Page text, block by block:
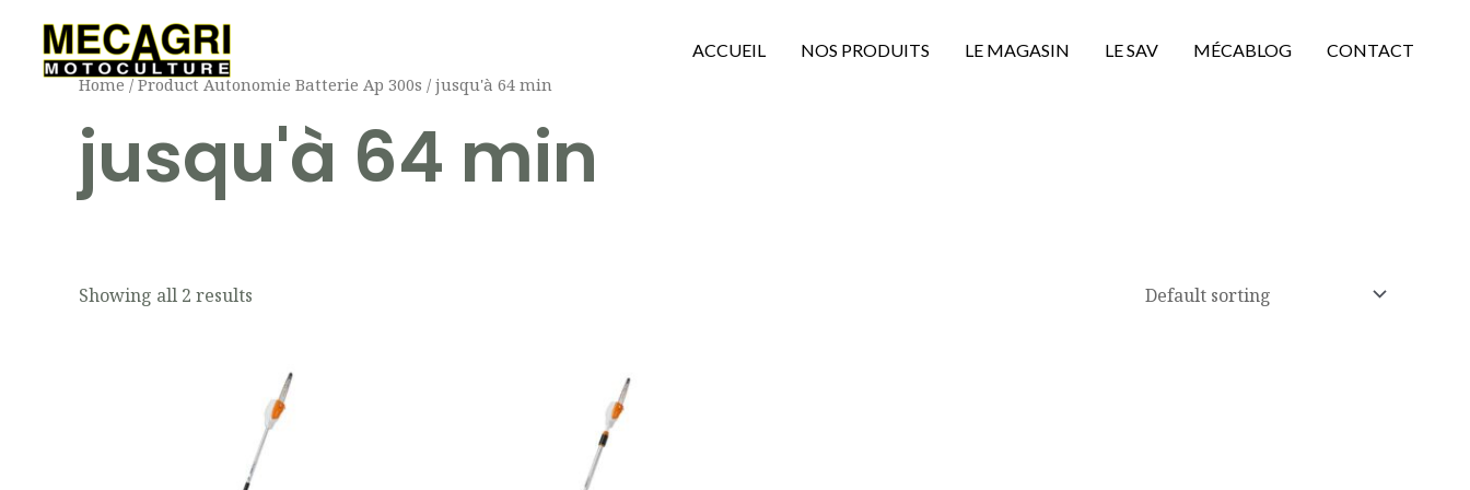
contenu
ACCUEIL NOS PRODUITS LE MAGASIN LE SAV MÉCABLOG CONTACT
Home/ Product Autonomie Batterie Ap 300s / jusqu'à 64 min
jusqu'à 64 min
Showing all 2 results